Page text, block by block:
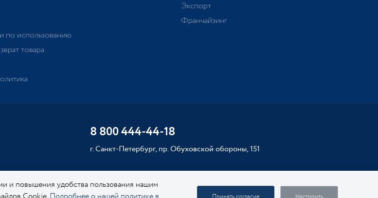
по использованию
товара
Экспорт
Франчайзинг
8 800 444-44-18
г. Санкт-Петербург, пр. Обуховской обороны, 151
и повышения удобства пользования нашим